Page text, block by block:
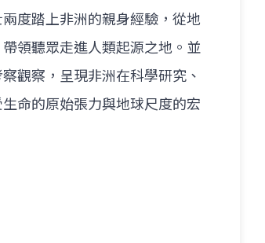
度踏上非洲的親身經驗，從地
領聽眾走進人類起源之地。並
觀察，呈現非洲在科學研究、
命的原始張力與地球尺度的宏